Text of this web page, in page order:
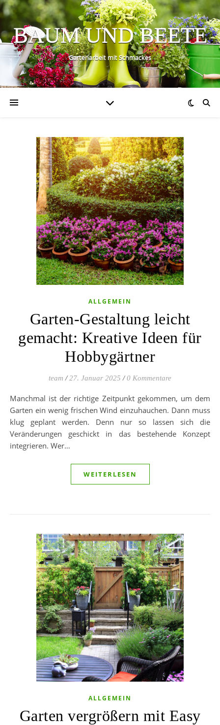
BAUM UND BEETE
Gartenarbeit mit Schmackes
ALLGEMEIN
Garten-Gestaltung leicht
gemacht: Kreative Ideen für
Hobbygärtner
team / 27. Januar 2025 / 0 Kommentare
Manchmal ist der richtige Zeitpunkt gekommen, um dem
Garten ein wenig frischen Wind einzuhauchen. Dann muss
klug geplant werden. Denn nur so lassen sich die
Veränderungen geschickt in das bestehende Konzept
integrieren. Wer…
WEITERLESEN
ALLGEMEIN
Garten vergrößern mit Easy